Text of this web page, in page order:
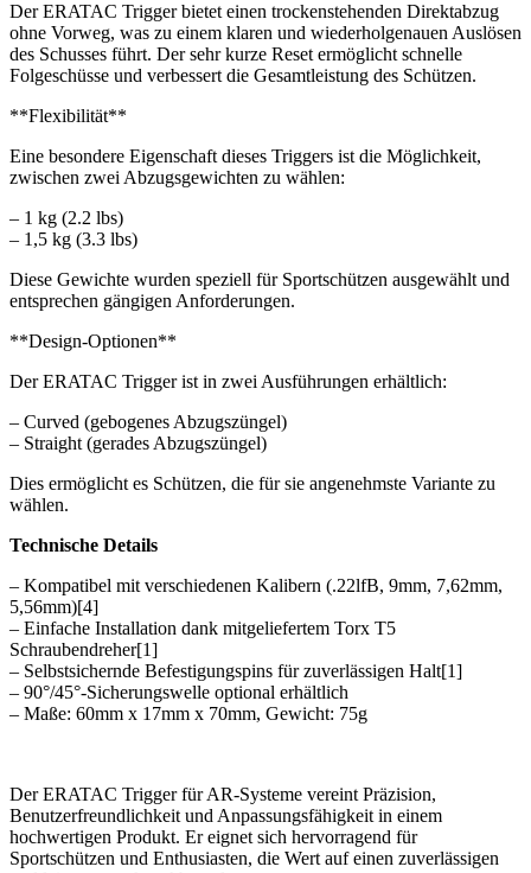
Der ERATAC Trigger bietet einen trockenstehenden Direktabzug
ohne Vorweg, was zu einem klaren und wiederholgenauen Auslösen
des Schusses führt. Der sehr kurze Reset ermöglicht schnelle
Folgeschüsse und verbessert die Gesamtleistung des Schützen.
**Flexibilität**
Eine besondere Eigenschaft dieses Triggers ist die Möglichkeit,
zwischen zwei Abzugsgewichten zu wählen:
– 1 kg (2.2 lbs)
– 1,5 kg (3.3 lbs)
Diese Gewichte wurden speziell für Sportschützen ausgewählt und
entsprechen gängigen Anforderungen.
**Design-Optionen**
Der ERATAC Trigger ist in zwei Ausführungen erhältlich:
– Curved (gebogenes Abzugszüngel)
– Straight (gerades Abzugszüngel)
Dies ermöglicht es Schützen, die für sie angenehmste Variante zu
wählen.
Technische Details
– Kompatibel mit verschiedenen Kalibern (.22lfB, 9mm, 7,62mm,
5,56mm)[4]
– Einfache Installation dank mitgeliefertem Torx T5
Schraubendreher[1]
– Selbstsichernde Befestigungspins für zuverlässigen Halt[1]
– 90°/45°-Sicherungswelle optional erhältlich
– Maße: 60mm x 17mm x 70mm, Gewicht: 75g
Der ERATAC Trigger für AR-Systeme vereint Präzision,
Benutzerfreundlichkeit und Anpassungsfähigkeit in einem
hochwertigen Produkt. Er eignet sich hervorragend für
Sportschützen und Enthusiasten, die Wert auf einen zuverlässigen